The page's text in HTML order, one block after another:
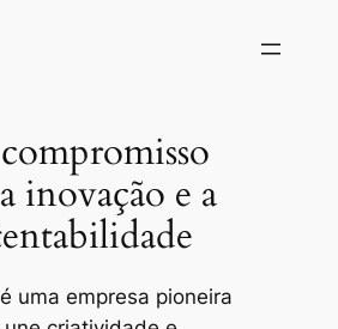
inovação e a
uma empresa pioneira